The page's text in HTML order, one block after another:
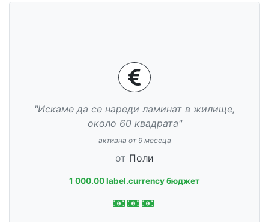
"Искаме да се нареди ламинат в жилище,
около 60 квадрата"
активна от 9 месеца
от Поли
1 000.00 label.currency бюджет